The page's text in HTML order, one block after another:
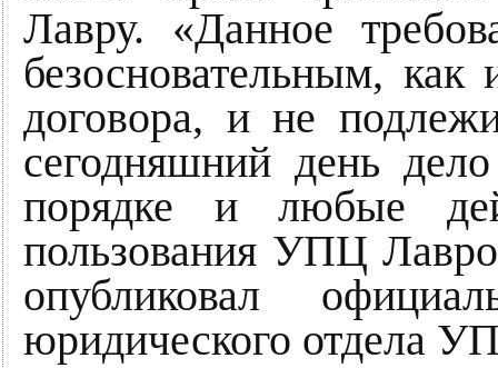
Лавру. «Данное
безосновательным, как
договора, и не
сегодняшний день
порядке и любые
пользования УПЦ
опубликовал
юридического отдела